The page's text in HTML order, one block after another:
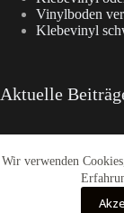
Wir verwenden
Vinylboden
Klebevinyl
Aktuelle
Enia
CasaNova
Warum sich